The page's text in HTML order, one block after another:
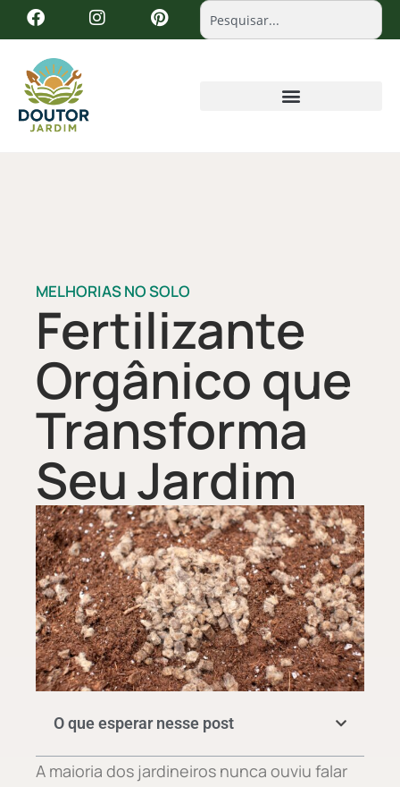
MELHORIAS NO SOLO
Fertilizante
Orgânico que
Transforma
Seu Jardim
O que esperar nesse post
A maioria dos jardineiros nunca ouviu falar